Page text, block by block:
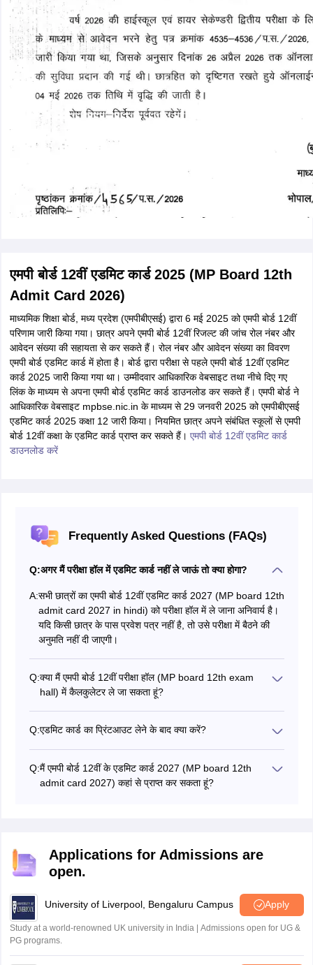
एमपी बोर्ड 12वीं एडमिट कार्ड 2025 (MP Board 12th
Admit Card 2026)
माध्यमिक शिक्षा बोर्ड, मध्य प्रदेश (एमपीबीएसई) द्वारा 6 मई 2025 को एमपी बोर्ड 12वीं
परिणाम जारी किया गया। छात्र अपने एमपी बोर्ड 12वीं रिजल्ट की जांच रोल नंबर और
आवेदन संख्या की सहायता से कर सकते हैं। रोल नंबर और आवेदन संख्या का विवरण
एमपी बोर्ड एडमिट कार्ड में होता है। बोर्ड द्वारा परीक्षा से पहले एमपी बोर्ड 12वीं एडमिट
कार्ड 2025 जारी किया गया था। उम्मीदवार आधिकारिक वेबसाइट तथा नीचे दिए गए
लिंक के माध्यम से अपना एमपी बोर्ड एडमिट कार्ड डाउनलोड कर सकते हैं। एमपी बोर्ड ने
आधिकारिक वेबसाइट mpbse.nic.in के माध्यम से 29 जनवरी 2025 को एमपीबीएसई
एडमिट कार्ड 2025 कक्षा 12 जारी किया। नियमित छात्र अपने संबंधित स्कूलों से एमपी
बोर्ड 12वीं कक्षा के एडमिट कार्ड प्राप्त कर सकते हैं। एमपी बोर्ड 12वीं एडमिट कार्ड
डाउनलोड करें
Frequently Asked Questions (FAQs)
Q:अगर मैं परीक्षा हॉल में एडमिट कार्ड नहीं ले जाऊं तो क्या होगा?
A:सभी छात्रों का एमपी बोर्ड 12वीं एडमिट कार्ड 2027 (MP board 12th
admit card 2027 in hindi) को परीक्षा हॉल में ले जाना अनिवार्य है।
यदि किसी छात्र के पास प्रवेश पत्र नहीं है, तो उसे परीक्षा में बैठने की
अनुमति नहीं दी जाएगी।
Q:क्या मैं एमपी बोर्ड 12वीं परीक्षा हॉल (MP board 12th exam
hall) में कैलकुलेटर ले जा सकता हूं?
12 admit card 2027) में बताया गया है, छात्र परीक्षा हॉल में
कैलकुलेटर, मोबाइल या कोई अन्य इलेक्ट्रॉनिक उपकरण नहीं ले जा
सकते हैं।
Q:एडमिट कार्ड का प्रिंटआउट लेने के बाद क्या करें?
स्कूल के प्रिंसिपल द्वारा हस्ताक्षरित करवाना चाहिए।
Q:मैं एमपी बोर्ड 12वीं के एडमिट कार्ड 2027 (MP board 12th
admit card 2027) कहां से प्राप्त कर सकता हूं?
Applications for Admissions are
open.
University of Liverpool, Bengaluru Campus Apply
Study at a world-renowned UK university in India | Admissions open for UG &
PG programs.